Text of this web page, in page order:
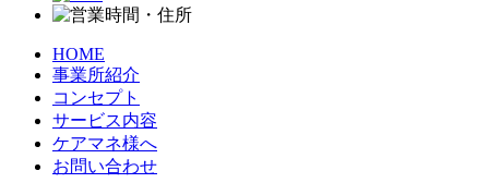
HOME
事業所紹介
コンセプト
サービス内容
ケアマネ様へ
お問い合わせ